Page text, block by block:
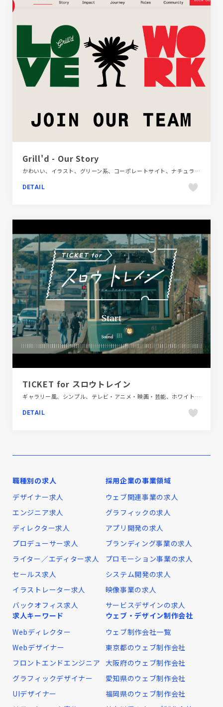
Grill'd - Our Story
かわいい、イラスト、グリーン系、コーポレートサイト、ナチュラル、ベージュ・ゴールド系、ポップ、地域・団体・活動、大きめ写真、海外サイト、飲料・食品、飲食店・グルメ・ウェディング
DETAIL
TICKET for スロウトレイン
ギャラリー風、シンプル、テレビ・アニメ・映画・芸能、ホワイト系、メディアサイト、動画が流れる
DETAIL
職種別の求人
デザイナー求人
エンジニア求人
ディレクター求人
プロデューサー求人
ライター／エディター求人
セールス求人
イラストレーター求人
バックオフィス求人
採用企業の事業領域
ウェブ関連事業の求人
グラフィックの求人
アプリ開発の求人
ブランディング事業の求人
プロモーション事業の求人
システム開発の求人
映像事業の求人
サービスデザインの求人
求人キーワード
Webディレクター
Webデザイナー
フロントエンドエンジニア
グラフィックデザイナー
UIデザイナー
ウェブ・デザイン制作会社
ウェブ制作会社一覧
東京都のウェブ制作会社
大阪府のウェブ制作会社
愛知県のウェブ制作会社
福岡県のウェブ制作会社